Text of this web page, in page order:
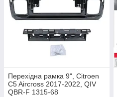
Перехідна рамка 9", Citroen
C5 Aircross 2017-2022, QIV
QBR-F 1315-68